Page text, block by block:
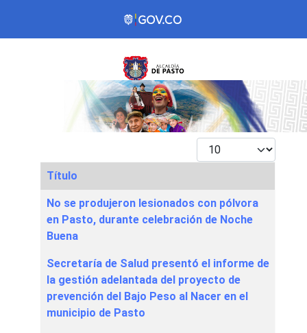
Mostrar #
Articles
Título
No se produjeron lesionados con pólvora
en Pasto, durante celebración de Noche
Buena
Secretaría de Salud presentó el informe de
la gestión adelantada del proyecto de
prevención del Bajo Peso al Nacer en el
municipio de Pasto